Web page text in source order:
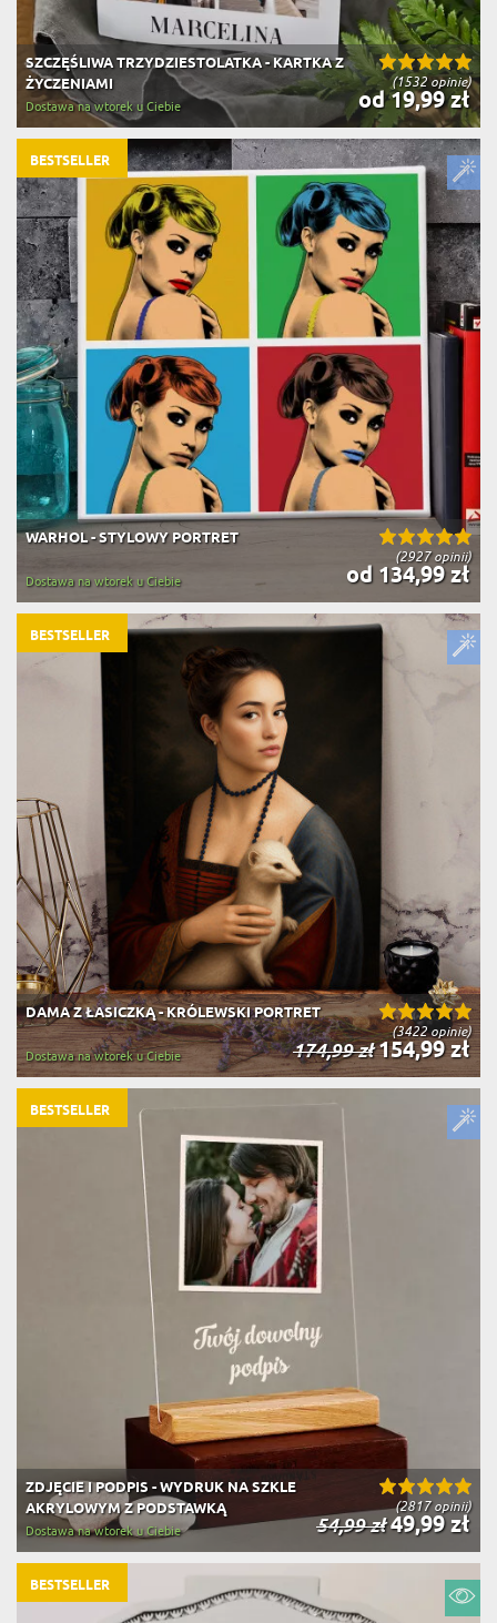
(1532 opinie)
SZCZĘŚLIWA TRZYDZIESTOLATKA - KARTKA Z
ŻYCZENIAMI
od 19,99 zł
Dostawa na wtorek u Ciebie
(2927 opinii)
WARHOL - STYLOWY PORTRET
od 134,99 zł
Dostawa na wtorek u Ciebie
BESTSELLER
(3422 opinie)
DAMA Z ŁASICZKĄ - KRÓLEWSKI PORTRET
174,99 zł154,99 zł
Dostawa na wtorek u Ciebie
BESTSELLER
(2817 opinii)
ZDJĘCIE I PODPIS - WYDRUK NA SZKLE
AKRYLOWYM Z PODSTAWKĄ
54,99 zł49,99 zł
Dostawa na wtorek u Ciebie
BESTSELLER
BESTSELLER